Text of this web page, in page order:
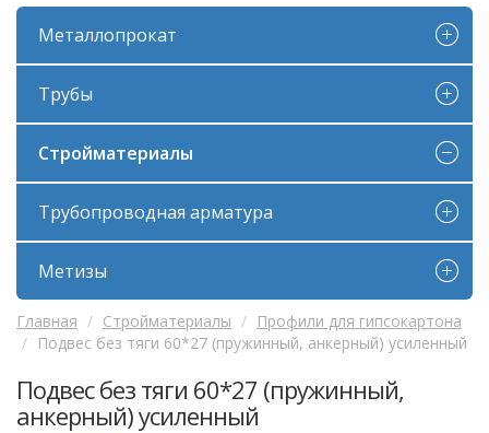
Металлопрокат
Трубы
Стройматериалы
Трубопроводная арматура
Метизы
Главная Стройматериалы
Профили для гипсокартона
Подвес без тяги 60*27 (пружинный, анкерный) усиленный
Подвес без тяги 60*27 (пружинный,
анкерный) усиленный